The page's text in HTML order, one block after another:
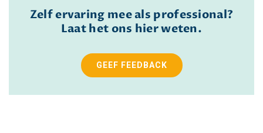
Zelf ervaring mee als professional?
Laat het ons hier weten.
GEEF FEEDBACK